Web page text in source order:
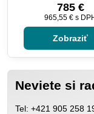
785 €
965,55 € s
Zobraziť
Neviete si
Tel: +421 905 258